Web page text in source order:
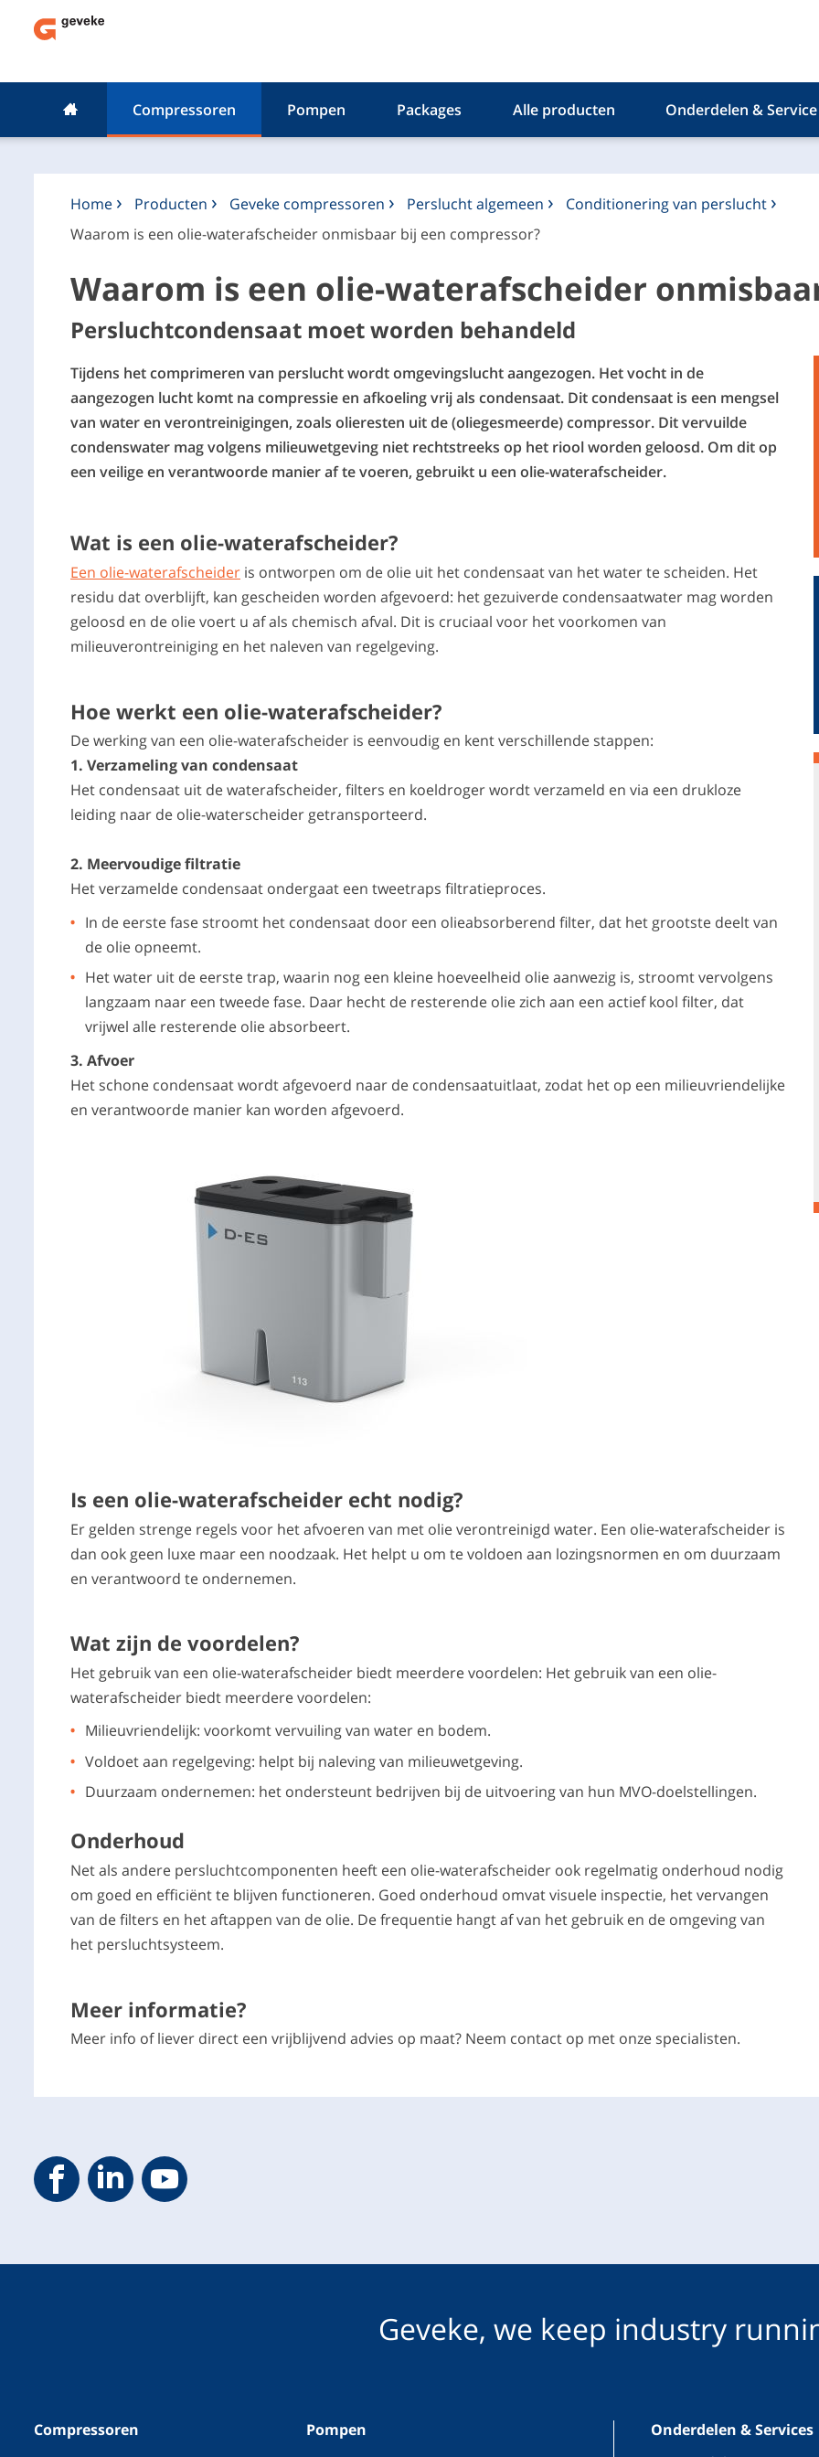
Compressoren Pompen Packages Alle producten Onderdelen & Service
Home Producten Geveke compressoren Perslucht algemeen
Conditionering van perslucht
Waarom is een olie-waterafscheider onmisbaar bij een compressor?
Waarom is een olie-waterafscheider
Persluchtcondensaat moet worden behandeld
Tijdens het comprimeren van perslucht wordt omgevingslucht aangezogen. Het vocht in de
aangezogen lucht komt na compressie en afkoeling vrij als condensaat. Dit condensaat is een mengsel
van water en verontreinigingen, zoals olieresten uit de (oliegesmeerde) compressor. Dit vervuilde
condenswater mag volgens milieuwetgeving niet rechtstreeks op het riool worden geloosd. Om dit op
een veilige en verantwoorde manier af te voeren, gebruikt u een olie-waterafscheider.
Wat is een olie-waterafscheider?
Een olie-waterafscheider is ontworpen om de olie uit het condensaat van het water te scheiden. Het
residu dat overblijft, kan gescheiden worden afgevoerd: het gezuiverde condensaatwater mag worden
geloosd en de olie voert u af als chemisch afval. Dit is cruciaal voor het voorkomen van
milieuverontreiniging en het naleven van regelgeving.
Hoe werkt een olie-waterafscheider?
De werking van een olie-waterafscheider is eenvoudig en kent verschillende stappen:
1. Verzameling van condensaat
Het condensaat uit de waterafscheider, filters en koeldroger wordt verzameld en via een drukloze
leiding naar de olie-waterscheider getransporteerd.
2. Meervoudige filtratie
Het verzamelde condensaat ondergaat een tweetraps filtratieproces.
In de eerste fase stroomt het condensaat door een olieabsorberend filter, dat het grootste deelt van
de olie opneemt.
Het water uit de eerste trap, waarin nog een kleine hoeveelheid olie aanwezig is, stroomt vervolgens
langzaam naar een tweede fase. Daar hecht de resterende olie zich aan een actief kool filter, dat
vrijwel alle resterende olie absorbeert.
3. Afvoer
Het schone condensaat wordt afgevoerd naar de condensaatuitlaat, zodat het op een milieuvriendelijke
en verantwoorde manier kan worden afgevoerd.
Is een olie-waterafscheider echt nodig?
Er gelden strenge regels voor het afvoeren van met olie verontreinigd water. Een olie-waterafscheider is
dan ook geen luxe maar een noodzaak. Het helpt u om te voldoen aan lozingsnormen en om duurzaam
en verantwoord te ondernemen.
Wat zijn de voordelen?
Het gebruik van een olie-waterafscheider biedt meerdere voordelen: Het gebruik van een olie-
waterafscheider biedt meerdere voordelen:
Milieuvriendelijk: voorkomt vervuiling van water en bodem.
Voldoet aan regelgeving: helpt bij naleving van milieuwetgeving.
Duurzaam ondernemen: het ondersteunt bedrijven bij de uitvoering van hun MVO-doelstellingen.
Onderhoud
Net als andere persluchtcomponenten heeft een olie-waterafscheider ook regelmatig onderhoud nodig
om goed en efficiënt te blijven functioneren. Goed onderhoud omvat visuele inspectie, het vervangen
van de filters en het aftappen van de olie. De frequentie hangt af van het gebruik en de omgeving van
het persluchtsysteem.
Meer informatie?
Meer info of liever direct een vrijblijvend advies op maat? Neem contact op met onze specialisten.
Geveke Facebook
Footer.SocialMedia.Icon.LinkedIn
Geveke YouTube
Geveke, we keep industry
Compressoren Pompen
Onderdelen & Services